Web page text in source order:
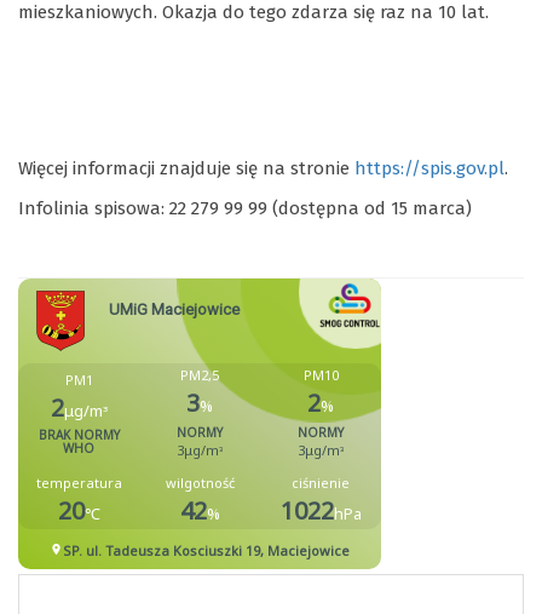
mieszkaniowych. Okazja do tego zdarza się raz na 10 lat.
Więcej informacji znajduje się na stronie https://spis.gov.pl.
Infolinia spisowa: 22 279 99 99 (dostępna od 15 marca)